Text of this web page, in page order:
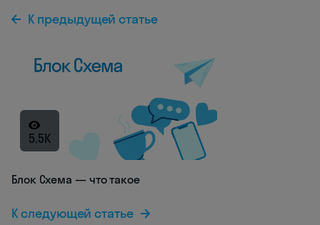
К предыдущей статье
5.5K
Блок Схема — что такое
К следующей статье